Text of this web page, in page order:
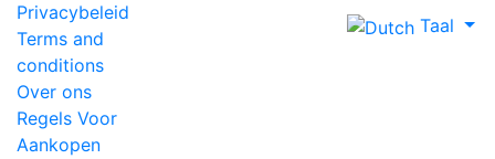
Privacybeleid
Terms and
conditions
Over ons
Regels Voor
Aankopen
Taal